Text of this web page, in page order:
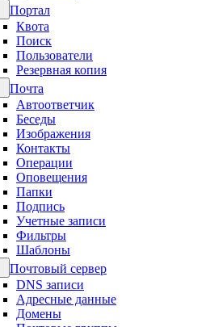
Портал
Квота
Поиск
Пользователи
Резервная копия
Почта
Автоответчик
Беседы
Изображения
Контакты
Операции
Оповещения
Папки
Подпись
Учетные записи
Фильтры
Шаблоны
Почтовый сервер
DNS записи
Адресные данные
Домены